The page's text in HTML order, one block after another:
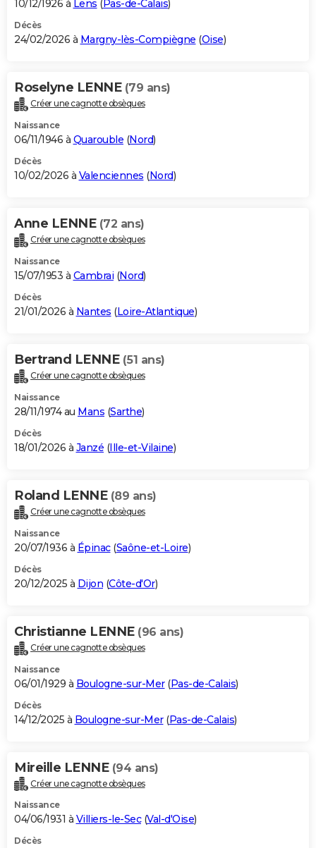
10/12/1926 à Lens ( Pas-de-Calais)
Décès
24/02/2026 à Margny-lès-Compiègne (Oise)
Roselyne LENNE (79 ans)
Créer une cagnotte obsèques
Naissance
06/11/1946 à Quarouble (Nord)
Décès
10/02/2026 à Valenciennes (Nord)
Anne LENNE (72 ans)
Créer une cagnotte obsèques
Naissance
15/07/1953 à Cambrai (Nord)
Décès
21/01/2026 à Nantes (Loire-Atlantique)
Bertrand LENNE (51 ans)
Créer une cagnotte obsèques
Naissance
28/11/1974 au Mans (Sarthe)
Décès
18/01/2026 à Janzé (Ille-et-Vilaine)
Roland LENNE (89 ans)
Créer une cagnotte obsèques
Naissance
20/07/1936 à Épinac(Saône-et-Loire)
Décès
20/12/2025 à Dijon (Côte-d'Or)
Christianne LENNE (96 ans)
Créer une cagnotte obsèques
Naissance
06/01/1929 à Boulogne-sur-Mer(Pas-de-Calais)
Décès
14/12/2025 à Boulogne-sur-Mer(Pas-de-Calais)
Mireille LENNE (94 ans)
Créer une cagnotte obsèques
Naissance
04/06/1931 à Villiers-le-Sec(Val-d'Oise)
Décès